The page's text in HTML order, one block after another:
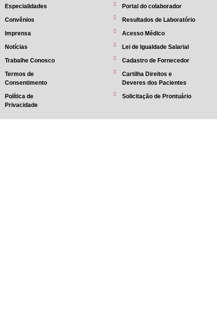
Especialidades
Convênios
Imprensa
Notícias
Trabalhe Conosco
Termos de
Consentimento
Política de
Privacidade
Portal do colaborador
Resultados de Laboratório
Acesso Médico
Lei de Igualdade Salarial
Cadastro de Fornecedor
Cartilha Direitos e
Deveres dos Pacientes
Solicitação de Prontuário